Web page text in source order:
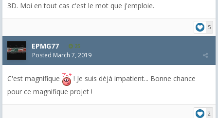
3D. Moi en tout cas c'est le mot que j'emploie.
5
EPMG77 25
Posted March 7, 2019
C'est magnifique
! Je suis déjà impatient... Bonne chance
pour ce magnifique projet !
2